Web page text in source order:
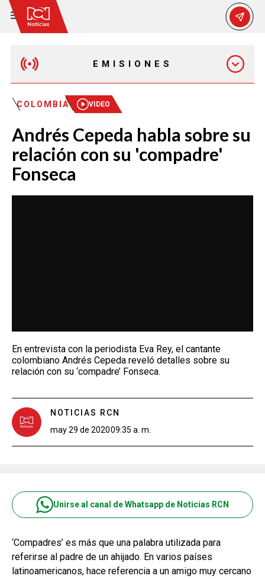
EMISIONES
MAÑANA EXPRESS
EMISIÓN 12:30 PM
COLOMBIA VIDEO
Andrés Cepeda habla sobre su
relación con su 'compadre'
Fonseca
En entrevista con la periodista Eva Rey, el cantante
colombiano Andrés Cepeda reveló detalles sobre su
relación con su ‘compadre’ Fonseca.
NOTICIAS RCN
may 29 de 202009:35 a. m.
Unirse al canal de Whatsapp de Noticias RCN
‘Compadres’ es más que una palabra utilizada para
referirse al padre de un ahijado. En varios países
latinoamericanos, hace referencia a un amigo muy cercano